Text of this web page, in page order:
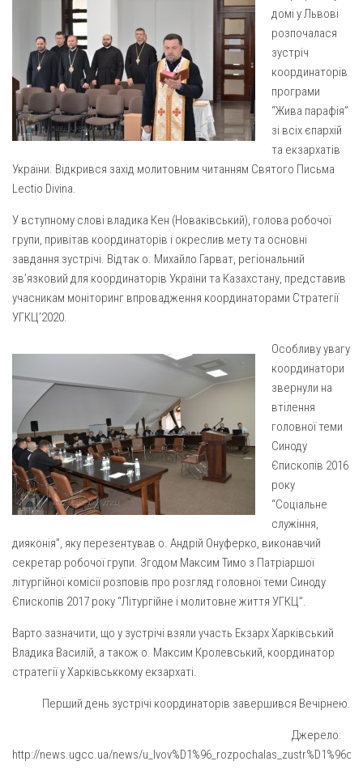
Архистратига Михаїла (м. Люботин)
Покрови Пресвятої Богородиці (с. Вільча)
Преображенська парафія (м. Лозова)
Парафія Благовіщення Пресвятої Богородиці (смт
Золочів)
Парафія Різдва Пресвятої Богородиці м. Берестин
Парохії Полтавської області
Всіх Святих українського народу (м. Полтава)
Свято-Юріївська парафія (м. Полтава)
Архистратига Михаїла (с. Пригарівка)
Вознесіння ГНІХ (с. Витівка)
Вознесіння Господнього (м. Кобеляки)
Пророка Іллі (смт. Білики)
Різдва Пресвятої Богородиці (с. Вільховатка)
Св. Апостола Андрія Первозванного (с. Засулля)
Св. Миколая (с. Деменки)
Успіння Пресвятої Богородиці (м. Кременчук)
Успіння Пресвятої Богородиці (м. Лубни)
Парохії Сумської області
Введення в храм Богородиці (м. Суми)
Матері Божої Неустанної Помочі (м. Охтирка)
Монастирі
Монастир сестер милосердя Св. Вінкентія. Дім Милосердя
Газета Християнський голос
Надруковані числа
Молитви
Галерея
Рух pro-life
домі у Львові
розпочалася
зустріч
координаторів
програми
“Жива парафія”
зі всіх єпархій
та екзархатів
України. Відкрився захід молитовним читанням Святого Письма
Lectio Divina.
У вступному слові владика Кен (Новаківський), голова робочої
групи, привітав координаторів і окреслив мету та основні
завдання зустрічі. Відтак о. Михайло Гарват, регіональний
зв’язковий для координаторів України та Казахстану, представив
учасникам моніторинг впровадження координаторами Стратегії
УГКЦ’2020.
Особливу увагу
координатори
звернули на
втілення
головної теми
Синоду
Єпископів 2016
року
“Соціальне
служіння,
дияконія”, яку перезентував о. Андрій Онуферко, виконавчий
секретар робочої групи. Згодом Максим Тимо з Патріаршої
літургійної комісії розповів про розгляд головної теми Синоду
Єпископів 2017 року “Літургійне і молитовне життя УГКЦ”.
Варто зазначити, що у зустрічі взяли участь Екзарх Харківський
Владика Василій, а також о. Максим Кролевський, координатор
стратегії у Харківськкому екзархаті.
Перший день зустрічі координаторів завершився Вечірнею.
Джерело:
http://news.ugcc.ua/news/